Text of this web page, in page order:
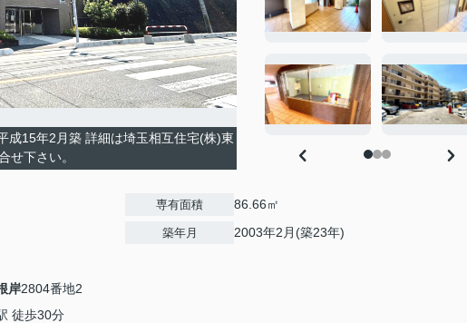
15年2月築 詳細は埼玉相互住宅(株)東
せ下さい。
岸2804番地2
徒歩30分
専有面積 86.66㎡
築年月 2003年2月(築23年)